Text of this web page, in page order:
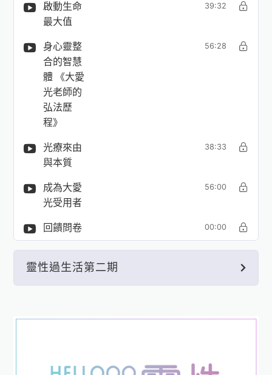
啟動生命
最大值
39:32
身心靈整
合的智慧
體 《大愛
光老師的
弘法歷
程》
56:28
光療來由
與本質
38:33
成為大愛
光受用者
56:00
回饋問卷 00:00
靈性過生活第二期